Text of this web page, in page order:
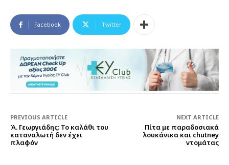
Facebook Twitter
PREVIOUS ARTICLE
Ά. Γεωργιάδης: Το καλάθι του
καταναλωτή δεν έχει
πλαφόν
NEXT ARTICLE
Πίτα με παραδοσιακά
λουκάνικα και chutney
ντομάτας